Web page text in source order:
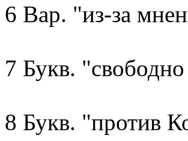
6 Вар. "из-за
7 Букв.
8 Букв. "против